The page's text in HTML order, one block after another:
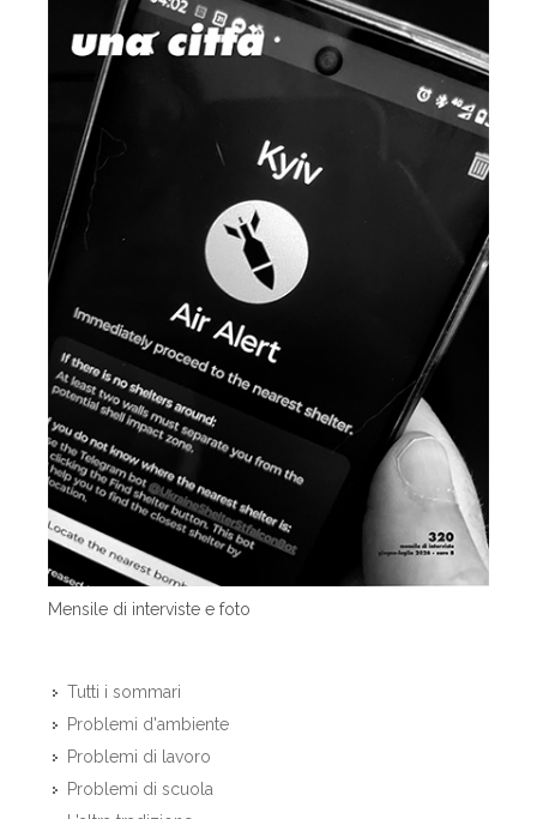
Mensile di interviste e foto
Tutti i sommari
Problemi d'ambiente
Problemi di lavoro
Problemi di scuola